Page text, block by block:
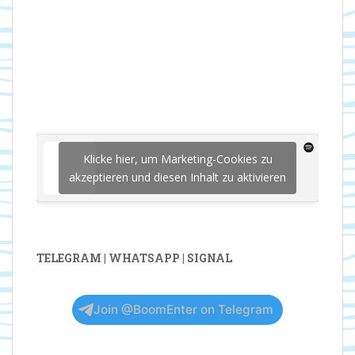
Klicke hier, um Marketing-Cookies zu
akzeptieren und diesen Inhalt zu aktivieren
TELEGRAM | WHATSAPP | SIGNAL
Join @BoomEnter on Telegram